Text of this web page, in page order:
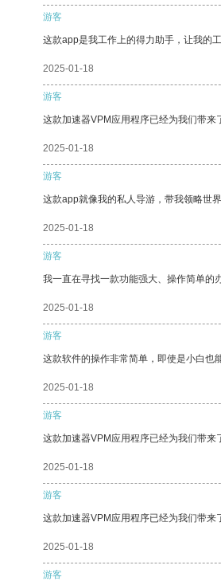
游客
这款app是我工作上的得力助手，让我的
2025-01-18
游客
这款加速器VPM应用程序已经为我们带
2025-01-18
游客
这款app就像我的私人导游，带我领略世界
2025-01-18
游客
我一直在寻找一款功能强大、操作简单的
2025-01-18
游客
这款软件的操作非常简单，即使是小白也
2025-01-18
游客
这款加速器VPM应用程序已经为我们带
2025-01-18
游客
这款加速器VPM应用程序已经为我们带
2025-01-18
游客